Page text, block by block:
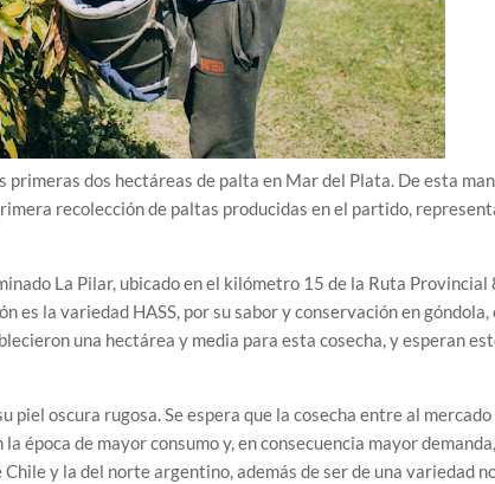
dos hectáreas de palta en Mar del Plata. De esta
recolección de paltas producidas en el partido,
La Pilar, ubicado en el kilómetro 15 de la Ruta Provincial
es la variedad HASS, por su sabor y conservación en
una hectárea y media para esta cosecha, y esperan
piel oscura rugosa. Se espera que la cosecha entre al mercado
época de mayor consumo y, en consecuencia mayor
y la del norte argentino, además de ser de una variedad